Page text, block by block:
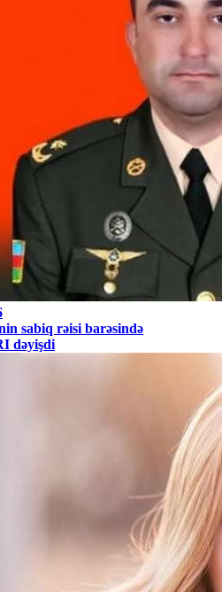
sabiq rəisi barəsində
dəyişdi